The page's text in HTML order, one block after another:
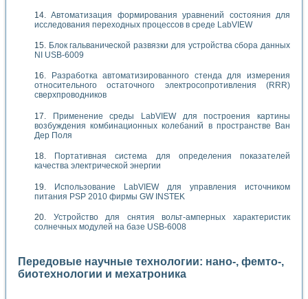
Автоматизация формирования уравнений состояния для
исследования переходных процессов в среде LabVIEW
Блок гальванической развязки для устройства сбора данных
NI USB-6009
Разработка автоматизированного стенда для измерения
относительного остаточного электросопротивления (RRR)
сверхпроводников
Применение среды LabVIEW для построения картины
возбуждения комбинационных колебаний в пространстве Ван
Дер Поля
Портативная система для определения показателей
качества электрической энергии
Использование LabVIEW для управления источником
питания PSP 2010 фирмы GW INSTEK
Устройство для снятия вольт-амперных характеристик
солнечных модулей на базе USB-6008
Передовые научные технологии: нано-, фемто-,
биотехнологии и мехатроника